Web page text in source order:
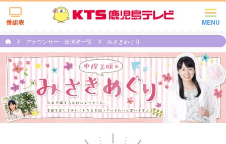
MENU
番組表
アナウンサー・出演者一覧 みさきめぐり